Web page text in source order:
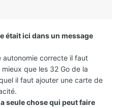
était ici dans un message
autonomie correcte il faut
que les 32 Go de la
il faut ajouter une carte de
seule chose qui peut faire